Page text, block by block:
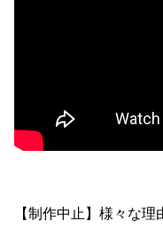
【制作中止】様々な